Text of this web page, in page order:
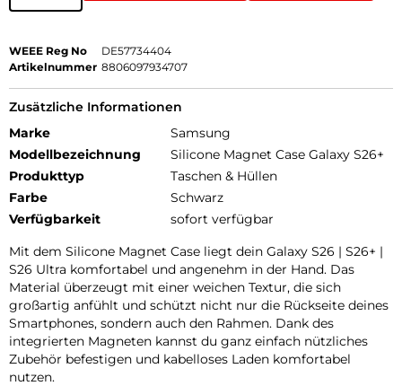
WEEE Reg No
DE57734404
Artikelnummer 8806097934707
Zusätzliche Informationen
Marke
Samsung
Modellbezeichnung
Silicone Magnet Case Galaxy S26+
Produkttyp
Taschen & Hüllen
Farbe
Schwarz
Verfügbarkeit
sofort verfügbar
Mit dem Silicone Magnet Case liegt dein Galaxy S26 | S26+ |
S26 Ultra komfortabel und angenehm in der Hand. Das
Material überzeugt mit einer weichen Textur, die sich
großartig anfühlt und schützt nicht nur die Rückseite deines
Smartphones, sondern auch den Rahmen. Dank des
integrierten Magneten kannst du ganz einfach nützliches
Zubehör befestigen und kabelloses Laden komfortabel
nutzen.